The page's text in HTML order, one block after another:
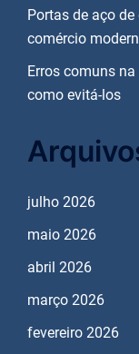
Portas de aço
comércio
Erros comuns
como evitá-los
julho 2026
maio 2026
abril 2026
março 2026
fevereiro 2026